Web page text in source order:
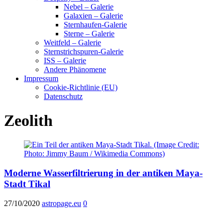
Nebel – Galerie
Galaxien – Galerie
Sternhaufen-Galerie
Sterne – Galerie
Weitfeld – Galerie
Sternstrichspuren-Galerie
ISS – Galerie
Andere Phänomene
Impressum
Cookie-Richtlinie (EU)
Datenschutz
Zeolith
Moderne Wasserfiltrierung in der antiken Maya-
Stadt Tikal
27/10/2020 astropage.eu 0